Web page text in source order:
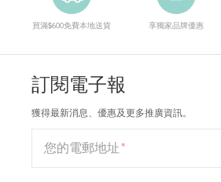
買滿$600免費本地送貨 享獨家品牌優惠
訂閱電子報
獲得最新消息、優惠及更多推廣資訊。
您的電郵地址